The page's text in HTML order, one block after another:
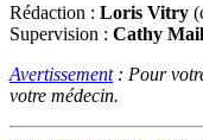
Rédaction : Loris Vitry
Supervision : Cathy
Avertissement: Pour
votre médecin.